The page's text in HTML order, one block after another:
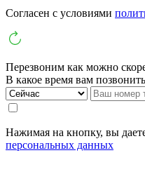
Cогласен с условиями
Перезвоним как можно
В какое время вам
Нажимая на кнопку, вы
персональных данных